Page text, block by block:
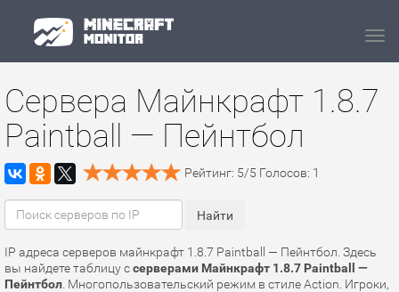
Сервера Майнкрафт 1.8.7
Paintball — Пейнтбол
Рейтинг: 5/5 Голосов: 1
IP адреса серверов майнкрафт 1.8.7 Paintball — Пейнтбол. Здесь
вы найдете таблицу ссерверами Майнкрафт 1.8.7 Paintball —
Пейнтбол . Многопользовательский режим в стиле Action. Игроки,